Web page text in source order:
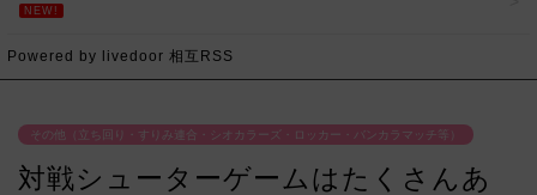
NEW!
Powered by livedoor 相互RSS
その他（立ち回り・すりみ連合・シオカラーズ・ロッカー・バンカラマッチ等）
対戦シューターゲームはたくさんあ